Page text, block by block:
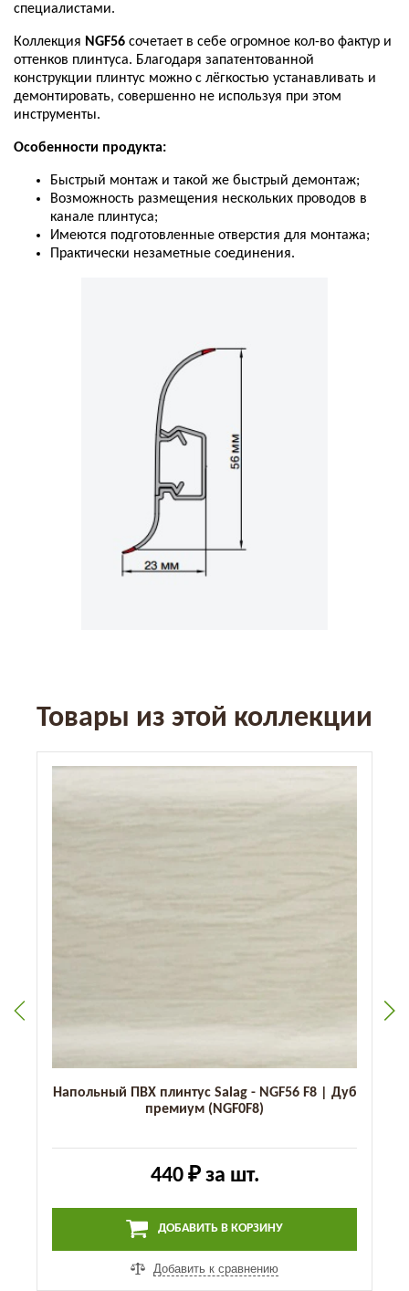
специалистами.
Коллекция NGF56 сочетает в себе огромное кол-во фактур и
оттенков плинтуса. Благодаря запатентованной
конструкции плинтус можно с лёгкостью устанавливать и
демонтировать, совершенно не используя при этом
инструменты.
Особенности продукта:
Быстрый монтаж и такой же быстрый демонтаж;
Возможность размещения нескольких проводов в
канале плинтуса;
Имеются подготовленные отверстия для монтажа;
Практически незаметные соединения.
Товары из этой коллекции
Напольный ПВХ плинтус Salag - NGF56 F8 | Дуб
премиум (NGF0F8)
440 ₽за шт.
ДОБАВИТЬ В КОРЗИНУ
Добавить к сравнению